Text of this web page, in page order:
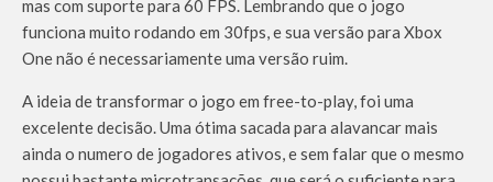
mas com suporte para 60 FPS. Lembrando que o jogo
funciona muito rodando em 30fps, e sua versão para Xbox
One não é necessariamente uma versão ruim.
A ideia de transformar o jogo em free-to-play, foi uma
excelente decisão. Uma ótima sacada para alavancar mais
ainda o numero de jogadores ativos, e sem falar que o mesmo